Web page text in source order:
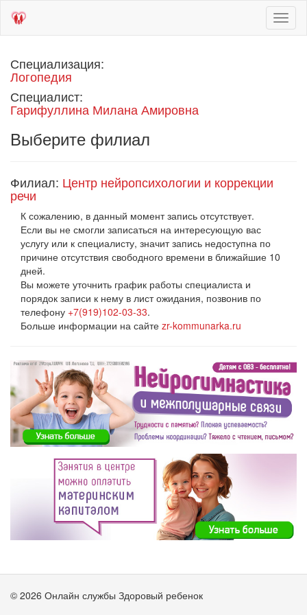
Специализация:
Логопедия
Специалист:
Гарифуллина Милана Амировна
Выберите филиал
Филиал: Центр нейропсихологии и коррекции
речи
К сожалению, в данный момент запись отсутствует.
Если вы не смогли записаться на интересующую вас
услугу или к специалисту, значит запись недоступна по
причине отсутствия свободного времени в ближайшие 10
дней.
Вы можете уточнить график работы специалиста и
порядок записи к нему в лист ожидания, позвонив по
телефону +7(919)102-03-33.
Больше информации на сайте zr-kommunarka.ru
© 2026 Онлайн службы Здоровый ребенок